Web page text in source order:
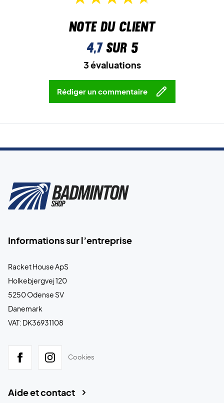
Note du client
4,7sur 5
3 évaluations
Rédiger un commentaire
Informations sur l’entreprise
Racket House ApS
Holkebjergvej 120
5250 Odense SV
Danemark
VAT: DK36931108
Cookies
Aide et contact